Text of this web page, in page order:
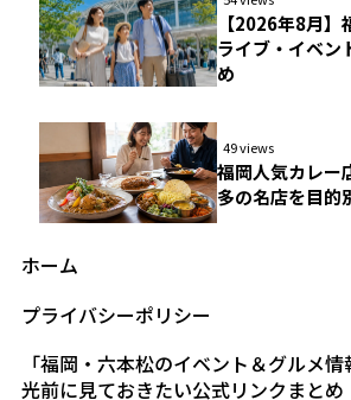
【2026年8月】
ライブ・イベン
め
49 views
福岡人気カレー
多の名店を目的
ホーム
プライバシーポリシー
「福岡・六本松のイベント＆グルメ
光前に見ておきたい公式リンクまとめ